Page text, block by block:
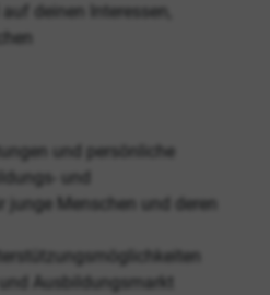
deinen Interessen,
und persönliche
und
junge Menschen und deren
Ausbildungsmarkt